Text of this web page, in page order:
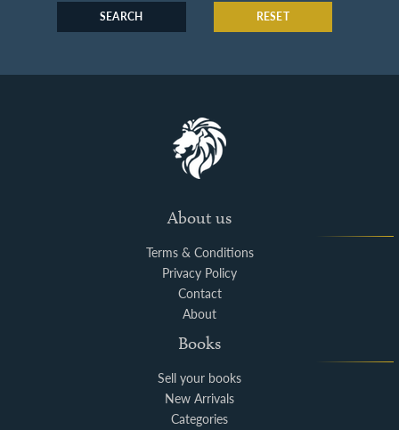
SEARCH RESET
About us
Terms & Conditions
Privacy Policy
Contact
About
Books
Sell your books
New Arrivals
Categories